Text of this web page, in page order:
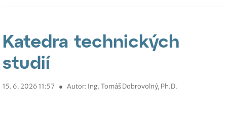
Katedra technických
studií
15. 6. 2026 11:57 ● Autor: Ing. Tomáš Dobrovolný, Ph.D.